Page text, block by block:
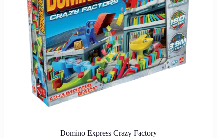
Domino Express Crazy Factory